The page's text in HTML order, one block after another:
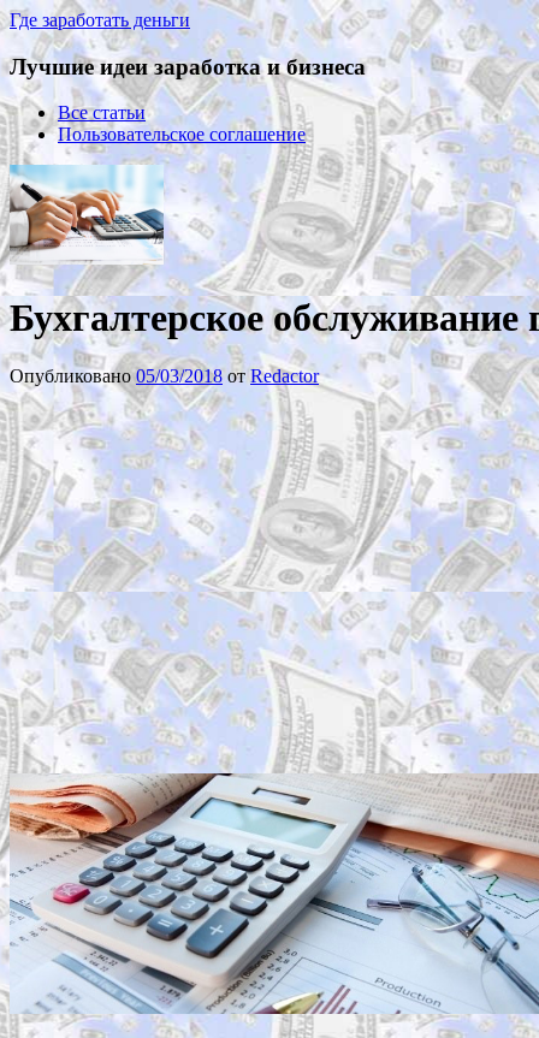
Где заработать деньги
Лучшие идеи заработка и бизнеса
Все статьи
Пользовательское соглашение
Бухгалтерское
Опубликовано05/03/2018 от Redactor